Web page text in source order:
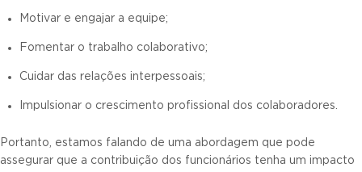
Motivar e engajar a equipe;
Fomentar o trabalho colaborativo;
Cuidar das relações interpessoais;
Impulsionar o crescimento profissional dos colaboradores.
Portanto, estamos falando de uma abordagem que pode
assegurar que a contribuição dos funcionários tenha um impacto